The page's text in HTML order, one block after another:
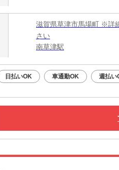
滋賀県草津市馬場町 ※詳
さい
南草津駅
日払いOK 車通勤OK 週払い